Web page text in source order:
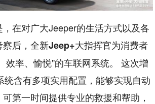
在对广大Jeeper的生活方式以及各
察后，全新Jeep+大指挥官为消费者
效率、愉悦"的车联网系统。 这次增
统含有多项实用配置，能够实现自动
第一时间提供专业的救援和帮助，